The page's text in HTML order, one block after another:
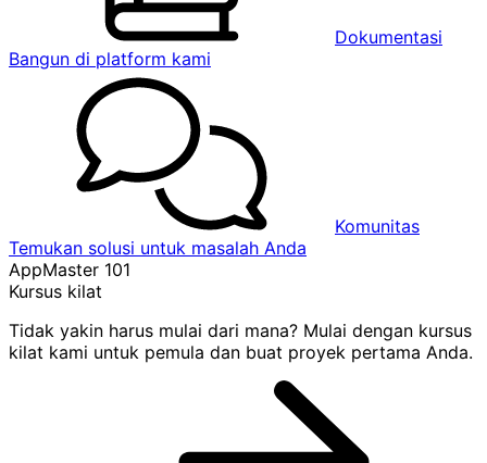
Dokumentasi
Bangun di platform kami
Komunitas
Temukan solusi untuk masalah Anda
AppMaster 101
Kursus kilat
Tidak yakin harus mulai dari mana? Mulai dengan kursus
kilat kami untuk pemula dan buat proyek pertama Anda.